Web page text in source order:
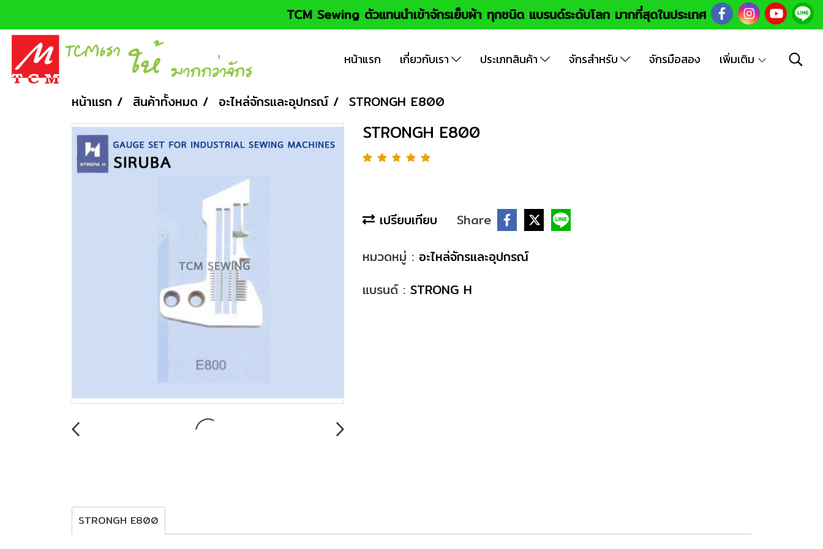
TCM Sewing ตัวแทนนำเข้าจักรเย็บผ้า ทุกชนิด แบรนด์ระดับโลก มากที่สุดในประเทศ
หน้าแรก เกี่ยวกับเรา ประเภทสินค้า จักรสำหรับ จักรมือสอง เพิ่มเติม
หน้าแรก สินค้าทั้งหมด อะไหล่จักรและอุปกรณ์ STRONGH E800
STRONGH E800
เปรียบเทียบ
Share
หมวดหมู่ : อะไหล่จักรและอุปกรณ์
แบรนด์ : STRONG H
STRONGH E800